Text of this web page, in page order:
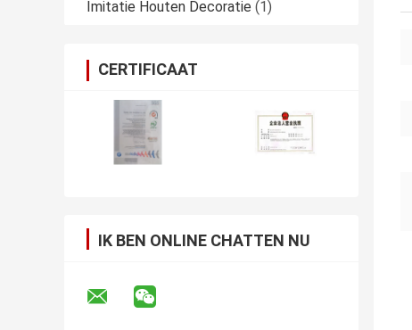
Imitatie Houten Decoratie (1)
CERTIFICAAT
IK BEN ONLINE CHATTEN NU